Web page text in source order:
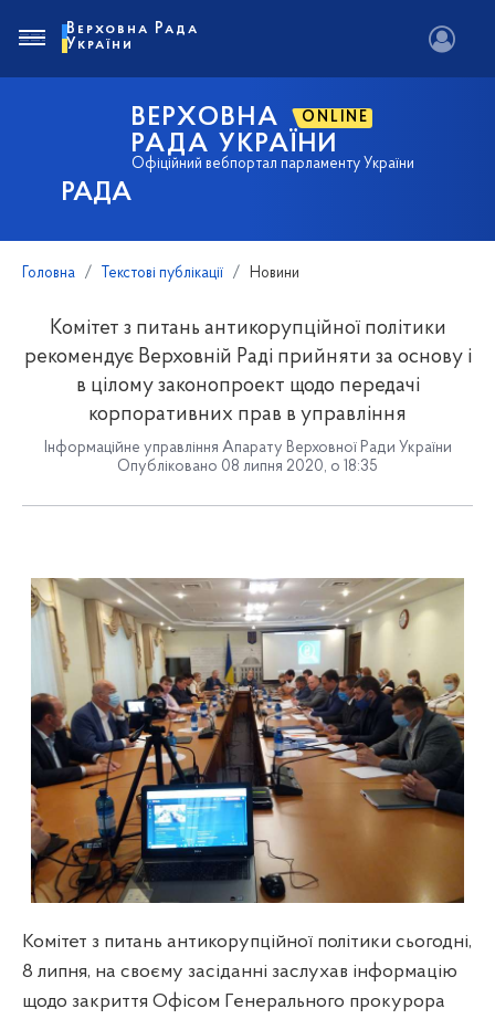
РАДА
ВЕРХОВНА ONLINE
РАДА УКРАЇНИ
Офіційний вебпортал парламенту України
Верховна Рада
України
Головна Текстові публікації Новини
Комітет з питань антикорупційної політики
рекомендує Верховній Раді прийняти за основу і
в цілому законопроект щодо передачі
корпоративних прав в управління
Інформаційне управління Апарату Верховної Ради України
Опубліковано 08 липня 2020, о 18:35
Комітет з питань антикорупційної політики сьогодні,
8 липня, на своєму засіданні заслухав інформацію
щодо закриття Офісом Генерального прокурора